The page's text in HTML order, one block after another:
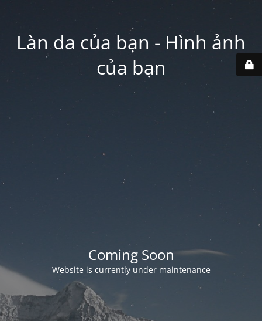
Làn da của bạn - Hình ảnh
của bạn
Coming Soon
Website is currently under maintenance